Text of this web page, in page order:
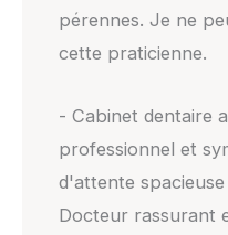
pérennes. Je ne
cette praticienne.
- Cabinet dentaire
professionnel et
d'attente
Docteur rassurant